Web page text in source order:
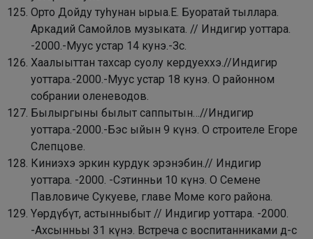
Орто Дойду туһунан ырыа.Е. Буоратай тыллара.
Аркадий Самойлов музыката. // Индигир уоттара.
-2000.-Муус устар 14 кунэ.-Зс.
Хаалыыттан тахсар суолу кердуеххэ.//Индигир
уоттара.-2000.-Муус устар 18 кунэ. О районном
собрании оленеводов.
Былыргыны былыт саппытын…//Индигир
уоттара.-2000.-Бэс ыйын 9 күнэ. О строителе Егоре
Слепцове.
Киниэхэ эркин курдук эрэнэбин.// Индигир
уоттара. -2000. -Сэтинньи 10 күнэ. О Семене
Павловиче Сукуеве, главе Моме кого района.
Yөрдүбүт, астынныбыт // Индигир уоттара. -2000.
-Ахсынньы 31 күнэ. Встреча с воспитанниками д-с